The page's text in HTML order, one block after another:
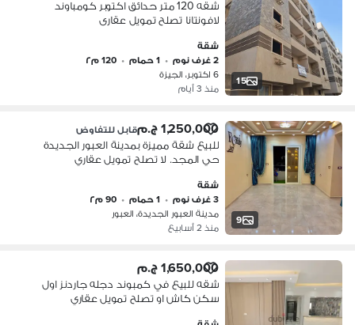
15
شقه 120 متر حدائق اكتوبر كومباوند
لافونتانا تصلح تمويل عقارى
شقة
2 غرف نوم
• 1 حمام • 120 م٢
6 اكتوبر، الجيزة
منذ 3 أيام
9
1,250,000 ج.م قابل للتفاوض
للبيع شقة مميزة بمدينة العبور الجديدة
حي المجد. لا تصلح تمويل عقاري
شقة
3 غرف نوم
• 1 حمام • 90 م٢
مدينة العبور الجديدة، العبور
منذ 2 أسابيع
1,650,000 ج.م
شقه للبيع في كمبوند دجله جاردنز اول
سكن كاش او تصلح تمويل عقاري